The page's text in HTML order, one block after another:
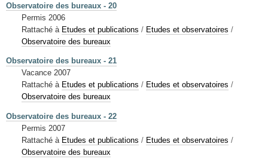
Renseignements urbanistiques
Observatoire des bureaux - 20
Permis 2006
Rattaché à Etudes et publications / Etudes et observatoires /
Observatoire des bureaux
Observatoire des bureaux - 21
Vacance 2007
Rattaché à Etudes et publications / Etudes et observatoires /
Observatoire des bureaux
Observatoire des bureaux - 22
Permis 2007
Rattaché à Etudes et publications / Etudes et observatoires /
Observatoire des bureaux